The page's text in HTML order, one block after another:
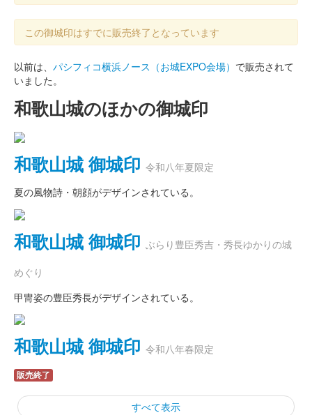
この御城印はすでに販売終了となっています
以前は、 パシフィコ横浜ノース（お城EXPO会場） で販売されて
いました。
和歌山城のほかの御城印
和歌山城 御城印 令和八年夏限定
夏の風物詩・朝顔がデザインされている。
和歌山城 御城印 ぶらり豊臣秀吉・秀長ゆかりの城
めぐり
甲冑姿の豊臣秀長がデザインされている。
和歌山城 御城印 令和八年春限定
販売終了
すべて表示